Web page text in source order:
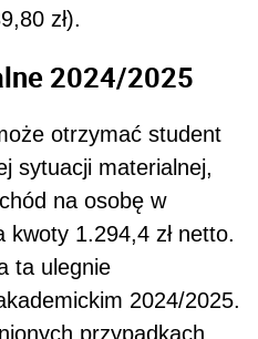
zł).
2024/2025
otrzymać student
sytuacji materialnej,
na osobę w
1.294,4 zł netto.
ta ulegnie
2024/2025.
przypadkach